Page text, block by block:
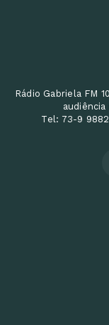
Rádio Gabriela FM
Tel: 73-9